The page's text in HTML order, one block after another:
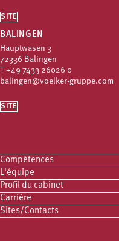
SITE
BALINGEN
Hauptwasen 3
72336 Balingen
+49 7433 26026 0
balingen@voelker-gruppe.com
SITE
Compétences
L'équipe
Profil du cabinet
Carrière
Sites/Contacts